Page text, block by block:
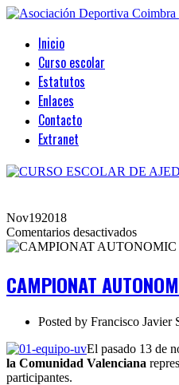
Inicio
Curso escolar
Estatutos
Enlaces
Contacto
Extranet
Nov192018
Comentarios desactivadosen
2018
CAMPIONAT
Posted by Francisco Javier
El pasado 13 de
la Comunidad Valenciana
participantes.